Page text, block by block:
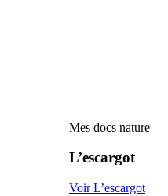
Mes docs nature
L’escargot
Voir L’escargot